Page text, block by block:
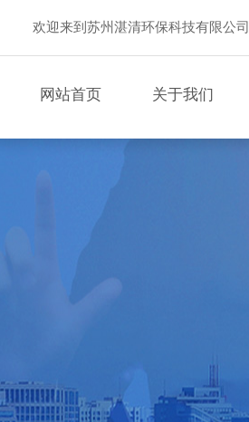
欢迎来到苏州湛清环保科技有限公司
网站首页 关于我们